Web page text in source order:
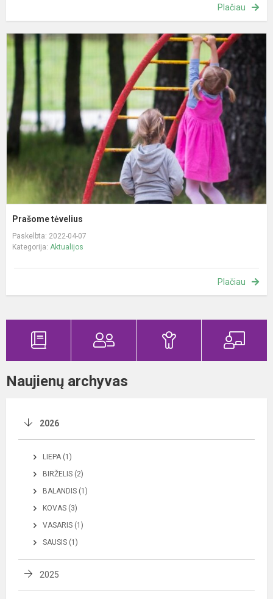
Plačiau
Prašome tėvelius
Paskelbta: 2022-04-07
Kategorija: Aktualijos
Plačiau
Naujienų archyvas
2026
LIEPA (1)
BIRŽELIS (2)
BALANDIS (1)
KOVAS (3)
VASARIS (1)
SAUSIS (1)
2025